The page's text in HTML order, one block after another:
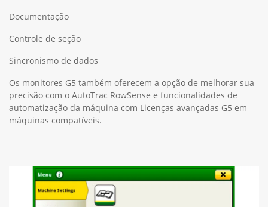
Documentação
Controle de seção
Sincronismo de dados
Os monitores G5 também oferecem a opção de melhorar sua
precisão com o AutoTrac RowSense e funcionalidades de
automatização da máquina com Licenças avançadas G5 em
máquinas compatíveis.